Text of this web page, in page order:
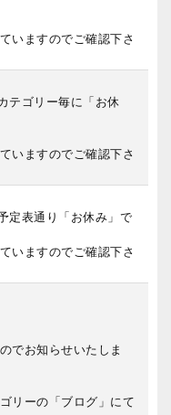
いますのでご確認下さ
テゴリー毎に「お休
いますのでご確認下さ
定表通り「お休み」で
いますのでご確認下さ
でお知らせいたしま
リーの「ブログ」にて